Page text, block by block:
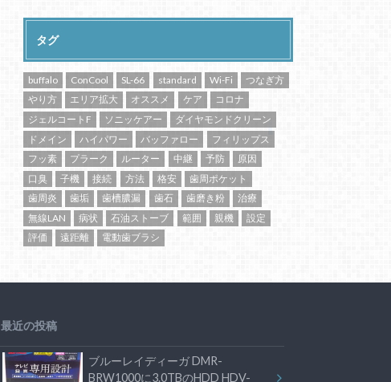
タグ
buffalo ConCool SL-66 standard Wi-Fi
つなぎ方
やり方
エリア拡大 オススメ ケア
コロナ
ジェルコートF
ソニッケアー
ダイヤモンドクリーン
ドメイン
ハイパワー バッファロー
フィリップス
フッ素
プラーク ルーター 中継 予防
原因
口臭
子機 接続 方法 格安
歯周ポケット
歯周炎
歯垢 歯槽膿漏 歯石 歯磨き粉
治療
無線LAN
病状 石油ストーブ 範囲 親機
設定
評価
遠距離 電動歯ブラシ
最近の投稿
ブルーレイディーガ DMR-
BRW1000に3.0TBのHDD HDV-